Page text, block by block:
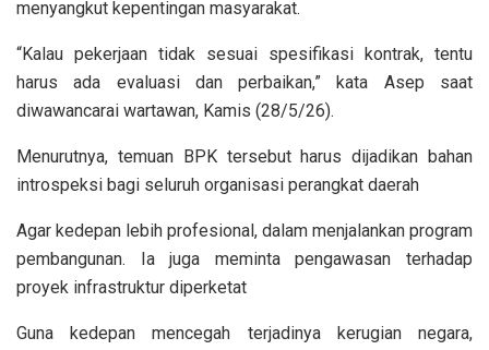
menyangkut kepentingan masyarakat.
“Kalau pekerjaan tidak sesuai spesifikasi kontrak, tentu
harus ada evaluasi dan perbaikan,” kata Asep saat
diwawancarai wartawan, Kamis (28/5/26).
Menurutnya, temuan BPK tersebut harus dijadikan bahan
introspeksi bagi seluruh organisasi perangkat daerah
Agar kedepan lebih profesional, dalam menjalankan program
pembangunan. Ia juga meminta pengawasan terhadap
proyek infrastruktur diperketat
Guna kedepan mencegah terjadinya kerugian negara,